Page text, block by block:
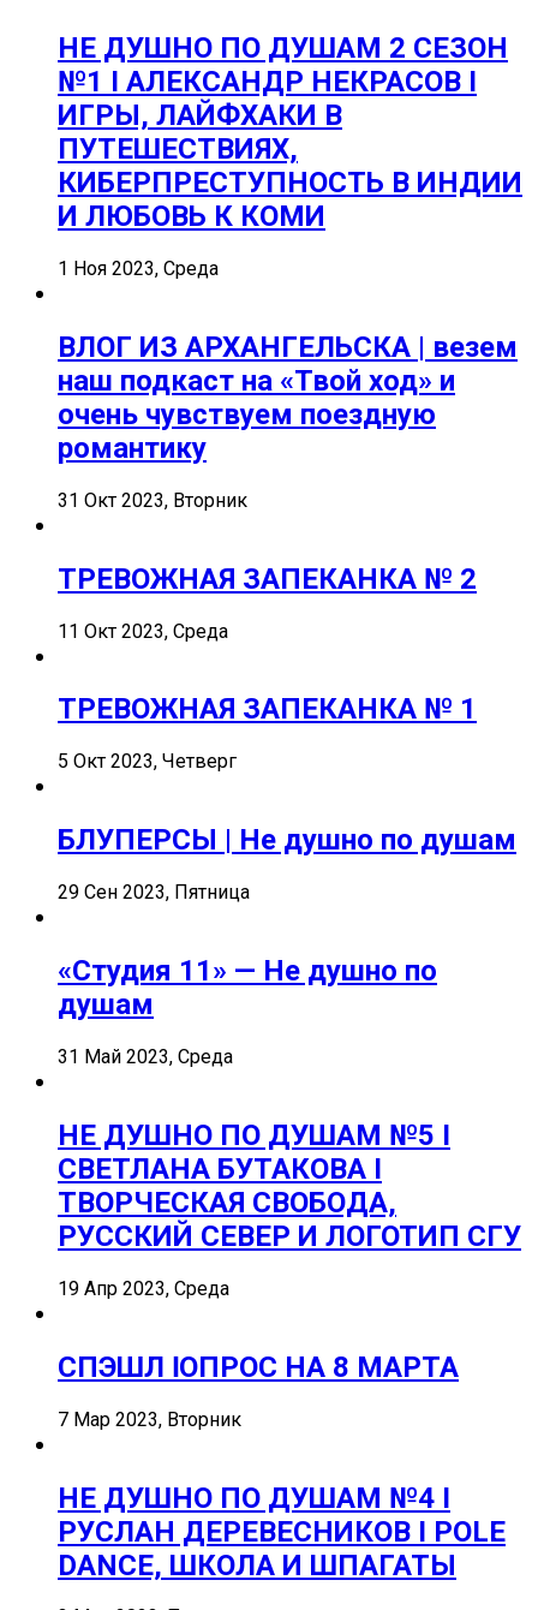
НЕ ДУШНО ПО ДУШАМ 2 СЕЗОН
№1 I АЛЕКСАНДР НЕКРАСОВ I
ИГРЫ, ЛАЙФХАКИ В
ПУТЕШЕСТВИЯХ,
КИБЕРПРЕСТУПНОСТЬ В ИНДИИ
И ЛЮБОВЬ К КОМИ
1 Ноя 2023, Среда
ВЛОГ ИЗ АРХАНГЕЛЬСКА | везем
наш подкаст на «Твой ход» и
очень чувствуем поездную
романтику
31 Окт 2023, Вторник
ТРЕВОЖНАЯ ЗАПЕКАНКА № 2
11 Окт 2023, Среда
ТРЕВОЖНАЯ ЗАПЕКАНКА № 1
5 Окт 2023, Четверг
БЛУПЕРСЫ | Не душно по душам
29 Сен 2023, Пятница
«Студия 11» — Не душно по
душам
31 Май 2023, Среда
НЕ ДУШНО ПО ДУШАМ №5 I
СВЕТЛАНА БУТАКОВА I
ТВОРЧЕСКАЯ СВОБОДА,
РУССКИЙ СЕВЕР И ЛОГОТИП СГУ
19 Апр 2023, Среда
СПЭШЛ ӏ ОПРОС НА 8 МАРТА
7 Мар 2023, Вторник
НЕ ДУШНО ПО ДУШАМ №4 I
РУСЛАН ДЕРЕВЕСНИКОВ I POLE
DANCE, ШКОЛА И ШПАГАТЫ